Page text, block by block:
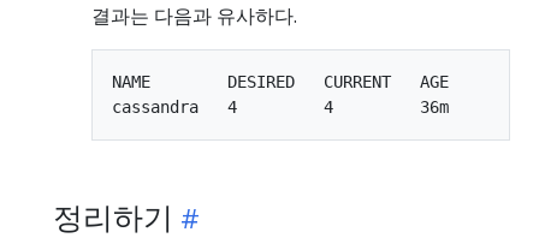
결과는 다음과 유사하다.
NAME        DESIRED   CURRENT   AGE
정리하기